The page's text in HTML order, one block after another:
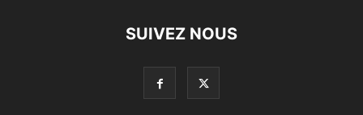
SUIVEZ NOUS